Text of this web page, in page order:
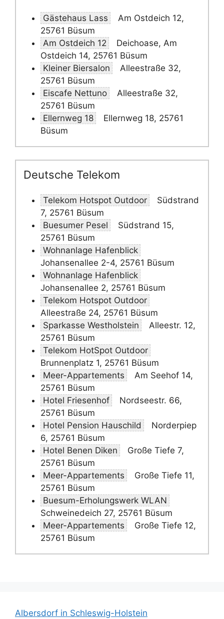
Gästehaus Lass
Am Ostdeich 12,
25761 Büsum
Am Ostdeich 12
Deichoase, Am
Ostdeich 14, 25761 Büsum
Kleiner Biersalon
Alleestraße 32,
25761 Büsum
Eiscafe Nettuno
Alleestraße 32,
25761 Büsum
Ellernweg 18
Ellernweg 18, 25761
Büsum
Deutsche Telekom
Telekom Hotspot Outdoor
Südstrand
7, 25761 Büsum
Buesumer Pesel
Südstrand 15,
25761 Büsum
Wohnanlage Hafenblick
Johansenallee 2-4, 25761 Büsum
Wohnanlage Hafenblick
Johansenallee 2, 25761 Büsum
Telekom Hotspot Outdoor
Alleestraße 24, 25761 Büsum
Sparkasse Westholstein
Alleestr. 12,
25761 Büsum
Telekom HotSpot Outdoor
Brunnenplatz 1, 25761 Büsum
Meer-Appartements
Am Seehof 14,
25761 Büsum
Hotel Friesenhof
Nordseestr. 66,
25761 Büsum
Hotel Pension Hauschild
Norderpiep
6, 25761 Büsum
Hotel Benen Diken
Große Tiefe 7,
25761 Büsum
Meer-Appartements
Große Tiefe 11,
25761 Büsum
Buesum-Erholungswerk WLAN
Schweinedeich 27, 25761 Büsum
Meer-Appartements
Große Tiefe 12,
25761 Büsum
Albersdorf in Schleswig-Holstein